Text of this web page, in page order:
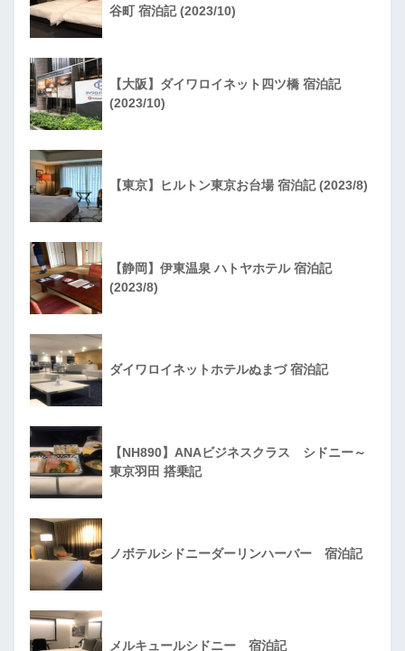
谷町 宿泊記 (2023/10)
【大阪】ダイワロイネット四ツ橋 宿泊記
(2023/10)
【東京】ヒルトン東京お台場 宿泊記 (2023/8)
【静岡】伊東温泉 ハトヤホテル 宿泊記
(2023/8)
ダイワロイネットホテルぬまづ 宿泊記
【NH890】ANAビジネスクラス シドニー～
東京羽田 搭乗記
ノボテルシドニーダーリンハーバー 宿泊記
メルキュールシドニー 宿泊記